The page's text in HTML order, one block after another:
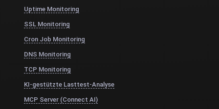
Uptime Monitoring
SSL Monitoring
Cron Job Monitoring
DNS Monitoring
TCP Monitoring
KI-gestützte Lasttest-Analyse
MCP Server (Connect AI)